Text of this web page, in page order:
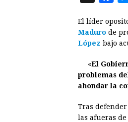
c
e
o
o
El líder
Maduro de
López bajo
«El
problemas
ahondar la
Tras
las afueras